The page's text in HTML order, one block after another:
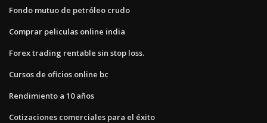
Fondo mutuo de petróleo crudo
Comprar peliculas online india
Forex trading rentable sin stop loss.
Cursos de oficios online bc
Rendimiento a 10 años
Cotizaciones comerciales para el éxito